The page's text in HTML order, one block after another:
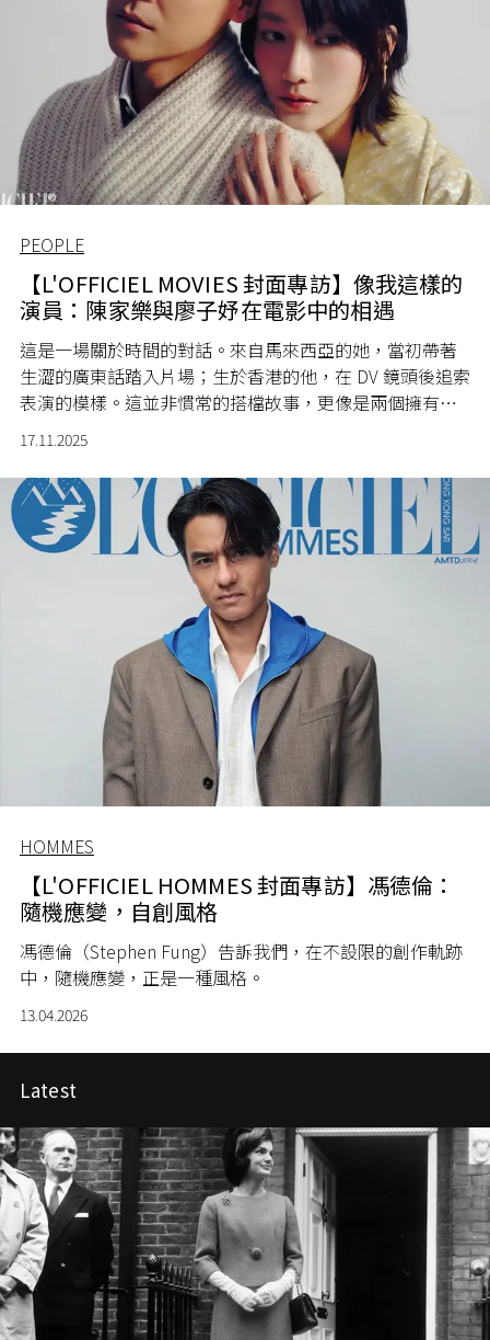
PEOPLE
【L'OFFICIEL MOVIES 封面專訪】像我這樣的
演員：陳家樂與廖子妤在電影中的相遇
這是一場關於時間的對話。來自馬來西亞的她，當初帶著
生澀的廣東話踏入片場；生於香港的他，在 DV 鏡頭後追索
表演的模樣。這並非慣常的搭檔故事，更像是兩個擁有獨
特節奏的靈魂，在漫長征程中相遇，譜成動人的合奏。如
今，他們在電影《像我這樣的愛情》裏將這份默契淬鍊成
銀幕上的微光——一段禁忌而溫柔的相遇，一場殘缺卻完整
的救贖。
17.11.2025
HOMMES
【L'OFFICIEL HOMMES 封面專訪】馮德倫：
隨機應變，自創風格
馮德倫（Stephen Fung）告訴我們，在不設限的創作軌跡
中，隨機應變，正是一種風格。
13.04.2026
Latest